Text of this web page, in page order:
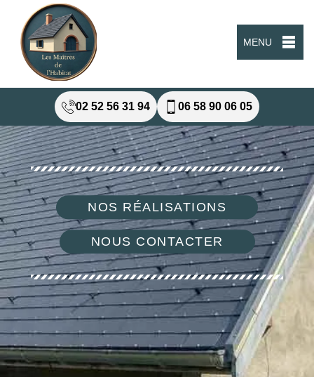
MENU
02 52 56 31 94 06 58 90 06 05
NOS RÉALISATIONS
NOUS CONTACTER